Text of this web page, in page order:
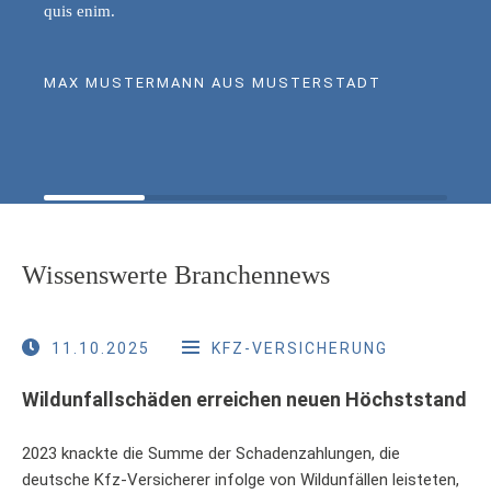
quis enim.
MAX MUSTERMANN AUS MUSTERSTADT
Wissenswerte Branchennews
11.10.2025 KFZ-VERSICHERUNG
Wildunfallschäden erreichen neuen Höchststand
2023 knackte die Summe der Schadenzahlungen, die
deutsche Kfz-Versicherer infolge von Wildunfällen leisteten,